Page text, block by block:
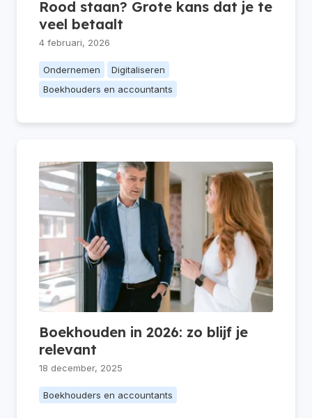
Rood staan? Grote kans dat je te
veel betaalt
4 februari, 2026
Ondernemen
Digitaliseren
Boekhouders en accountants
Boekhouden in 2026: zo blijf je
relevant
18 december, 2025
Boekhouders en accountants